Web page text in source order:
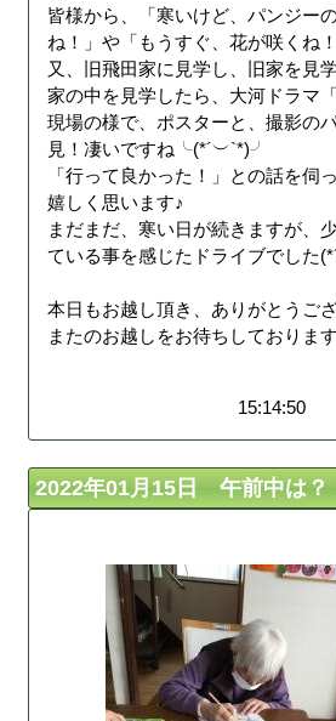
皆様から、「寒いけど、パンジー
ね！」や「もうすぐ、花が咲くね
又、旧飛田家に見学し、旧家を見学
家の中を見学したら、大河ドラマ
現場の様で、ポスターと、撮影の
見！凄いですね╰(*´︶`*)╯
「行って良かった！」との話を伺
嬉しく思います♪
まだまだ、寒い日が続きますが、
ている事を感じたドライブでした
本日もお越し頂き、ありがとうご
またのお越しをお待ちしておりま
15:14:50
2022年01月15日 午前中は？